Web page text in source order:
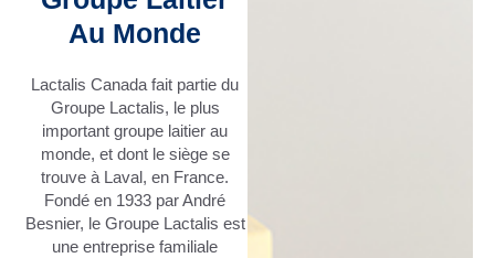
Au Monde
Lactalis Canada fait partie du
Groupe Lactalis, le plus
important groupe laitier au
monde, et dont le siège se
trouve à Laval, en France.
Fondé en 1933 par André
Besnier, le Groupe Lactalis est
une entreprise familiale